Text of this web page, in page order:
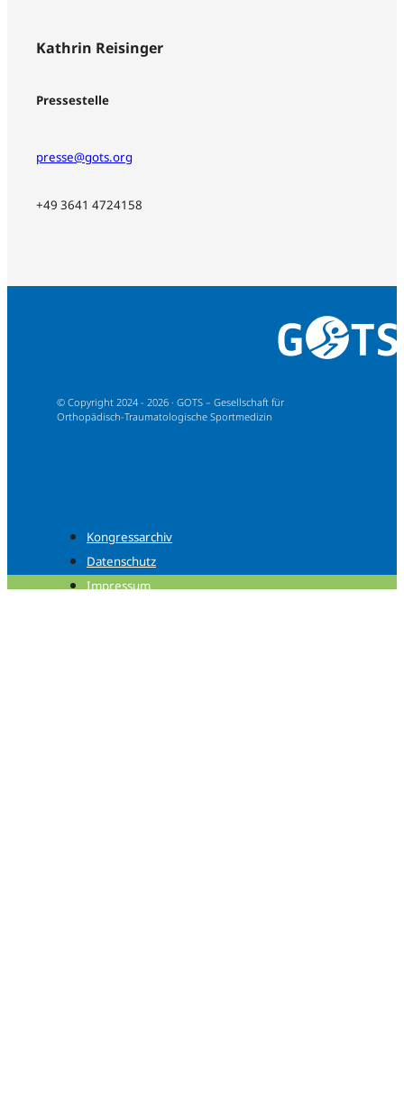
Kathrin Reisinger
Pressestelle
presse@gots.org
+49 3641 4724158
© Copyright 2024 - 2026 · GOTS – Gesellschaft für
Orthopädisch-Traumatologische Sportmedizin
Kongressarchiv
Datenschutz
Impressum